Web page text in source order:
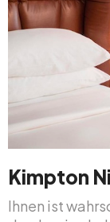
Kimpton
Ihnen ist